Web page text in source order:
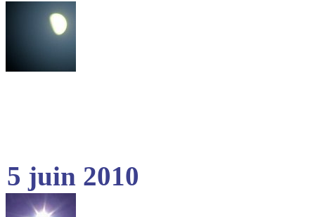
5 juin 2010